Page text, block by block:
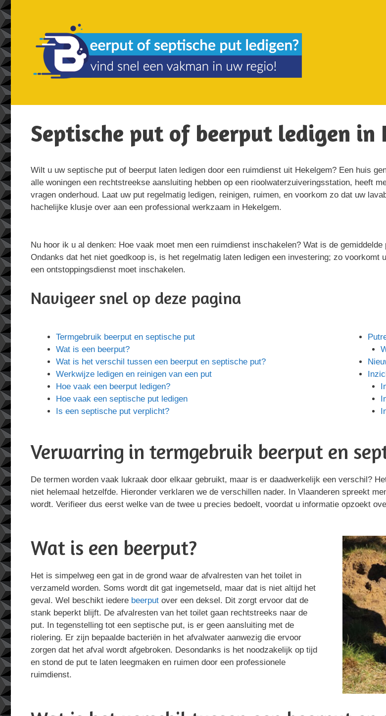
Spring
naar
de
inhoud
Septische put of beerput ledigen in
Wilt u uw septische put of beerput laten ledigen door een ruimdienst uit Hekelgem? Een huis
alle woningen een rechtstreekse aansluiting hebben op een rioolwaterzuiveringsstation, heeft
vragen onderhoud. Laat uw put regelmatig ledigen, reinigen, ruimen, en voorkom zo dat uw
hachelijke klusje over aan een professional werkzaam in Hekelgem.
Nu hoor ik u al denken: Hoe vaak moet men een ruimdienst inschakelen? Wat is de gemiddelde
Ondanks dat het niet goedkoop is, is het regelmatig laten ledigen een investering; zo voorkomt
een ontstoppingsdienst moet inschakelen.
Navigeer snel op deze pagina
Termgebruik beerput en septische put
Wat is een beerput?
Wat is het verschil tussen een beerput en septische put?
Werkwijze ledigen en reinigen van een put
Hoe vaak een beerput ledigen?
Hoe vaak een septische put ledigen
Is een septische put verplicht?
Verwarring in termgebruik beerput en
De termen worden vaak lukraak door elkaar gebruikt, maar is er daadwerkelijk een verschil?
niet helemaal hetzelfde. Hieronder verklaren we de verschillen nader. In Vlaanderen spreekt
wordt. Verifieer dus eerst welke van de twee u precies bedoelt, voordat u informatie opzoekt
Wat is een beerput?
Het is simpelweg een gat in de grond waar de afvalresten van het toilet in
verzameld worden. Soms wordt dit gat ingemetseld, maar dat is niet altijd het
geval. Wel beschikt iedere beerput over een deksel. Dit zorgt ervoor dat de
stank beperkt blijft. De afvalresten van het toilet gaan rechtstreeks naar de
put. In tegenstelling tot een septische put, is er geen aansluiting met de
riolering. Er zijn bepaalde bacteriën in het afvalwater aanwezig die ervoor
zorgen dat het afval wordt afgebroken. Desondanks is het noodzakelijk op tijd
en stond de put te laten leegmaken en ruimen door een professionele
ruimdienst.